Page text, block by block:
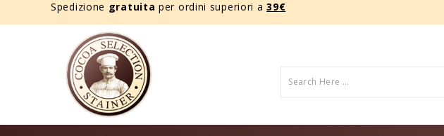
Spedizione gratuita per ordini superiori a39€